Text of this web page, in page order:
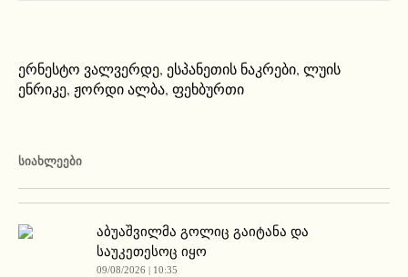
ერნესტო ვალვერდე, ესპანეთის ნაკრები, ლუის
ენრიკე, ჟორდი ალბა, ფეხბურთი
ᲡᲘᲐᲮᲚᲔᲔᲑᲘ
აბუაშვილმა გოლიც გაიტანა და
საუკეთესოც იყო
09/08/2026 | 10:35